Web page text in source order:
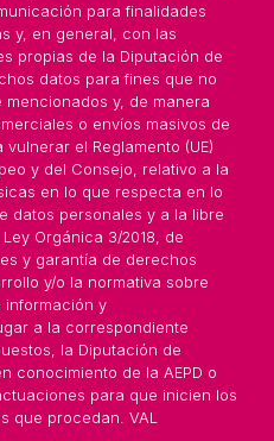
para finalidades
y, en general, con las
propias de la Diputación de
datos para fines que no
y, de manera
o envíos masivos de
el Reglamento (UE)
y del Consejo, relativo a la
en lo que respecta en lo
datos personales y a la libre
Orgánica 3/2018, de
y garantía de derechos
y/o la normativa sobre
información y
a la correspondiente
la Diputación de
conocimiento de la AEPD o
para que inicien los
que procedan. VAL